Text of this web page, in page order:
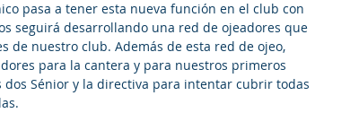
pasa a tener esta nueva función en el club con
seguirá desarrollando una red de ojeadores que
de nuestro club. Además de esta red de ojeo,
para la cantera y para nuestros primeros
Sénior y la directiva para intentar cubrir todas